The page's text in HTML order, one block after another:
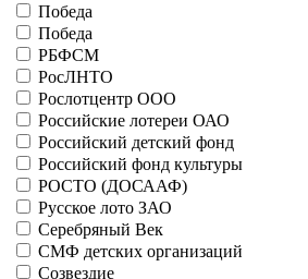
Камчатские лотереи ООО
41125 - Народная Техносеть
Больше
КАМЭЙ Лтд
21071 - Camay
Больше
Краснодарские лотереи
21063 - Стрела
Больше
Красноярские лотереи
21066 - Блиц-лото
21085 - Красноярское метро
Больше
Победа
Победа
РБФСМ
РосЛНТО
Рослотцентр ООО
Российские лотереи ОАО
Российский детский фонд
Российский фонд культуры
РОСТО (ДОСААФ)
Русское лото ЗАО
Серебряный Век
СМФ детских организаций
Созвездие